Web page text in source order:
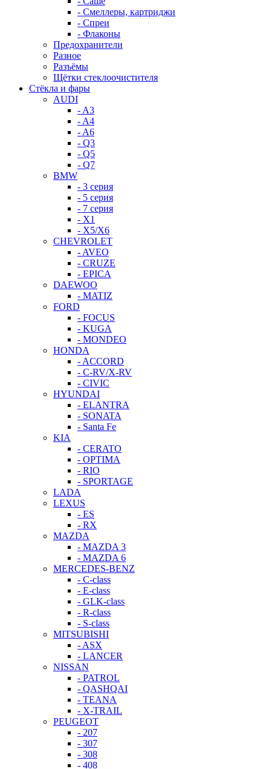
- Смеллеры, картриджи
- Спреи
- Флаконы
Предохранители
Разное
Разъёмы
Щётки стеклоочистителя
Стёкла и фары
AUDI
- A3
- A4
- A6
- Q3
- Q5
- Q7
BMW
- 3 серия
- 5 серия
- 7 серия
- X1
- X5/X6
CHEVROLET
- AVEO
- CRUZE
- EPICA
DAEWOO
- MATIZ
FORD
- FOCUS
- KUGA
- MONDEO
HONDA
- ACCORD
- C-RV/X-RV
- CIVIC
HYUNDAI
- ELANTRA
- SONATA
- Santa Fe
KIA
- CERATO
- OPTIMA
- RIO
- SPORTAGE
LADA
LEXUS
- ES
- RX
MAZDA
- MAZDA 3
- MAZDA 6
MERCEDES-BENZ
- C-class
- E-class
- GLK-class
- R-class
- S-class
MITSUBISHI
- ASX
- LANCER
NISSAN
- PATROL
- QASHQAI
- TEANA
- X-TRAIL
PEUGEOT
- 207
- 307
- 308
- 408